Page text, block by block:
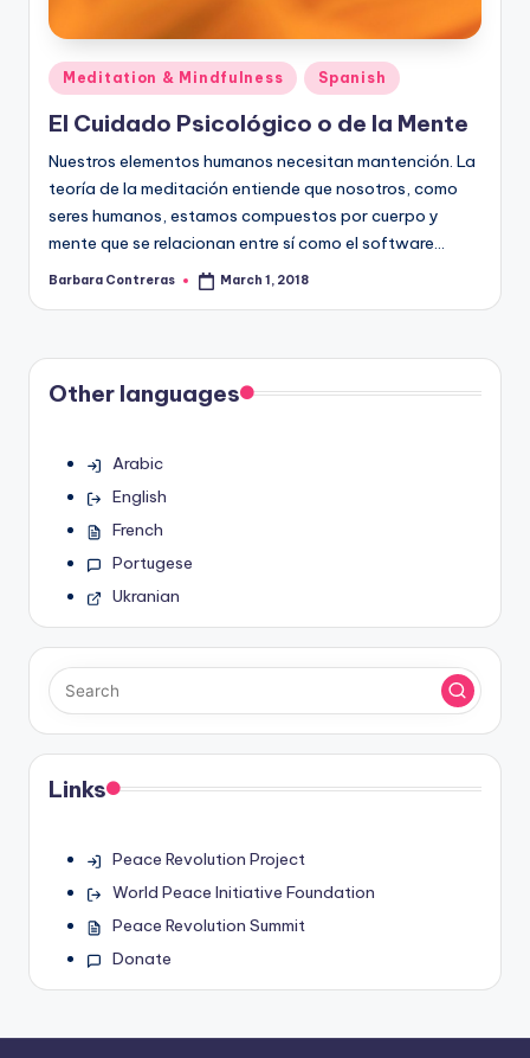
Posted
in
Meditation & Mindfulness Spanish
El Cuidado Psicológico o de la Mente
Nuestros elementos humanos necesitan mantención. La
teoría de la meditación entiende que nosotros, como
seres humanos, estamos compuestos por cuerpo y
mente que se relacionan entre sí como el software…
Posted
Barbara Contreras March 1, 2018
Other languages
Arabic
English
French
Portugese
Ukranian
Links
Peace Revolution Project
World Peace Initiative Foundation
Peace Revolution Summit
Donate